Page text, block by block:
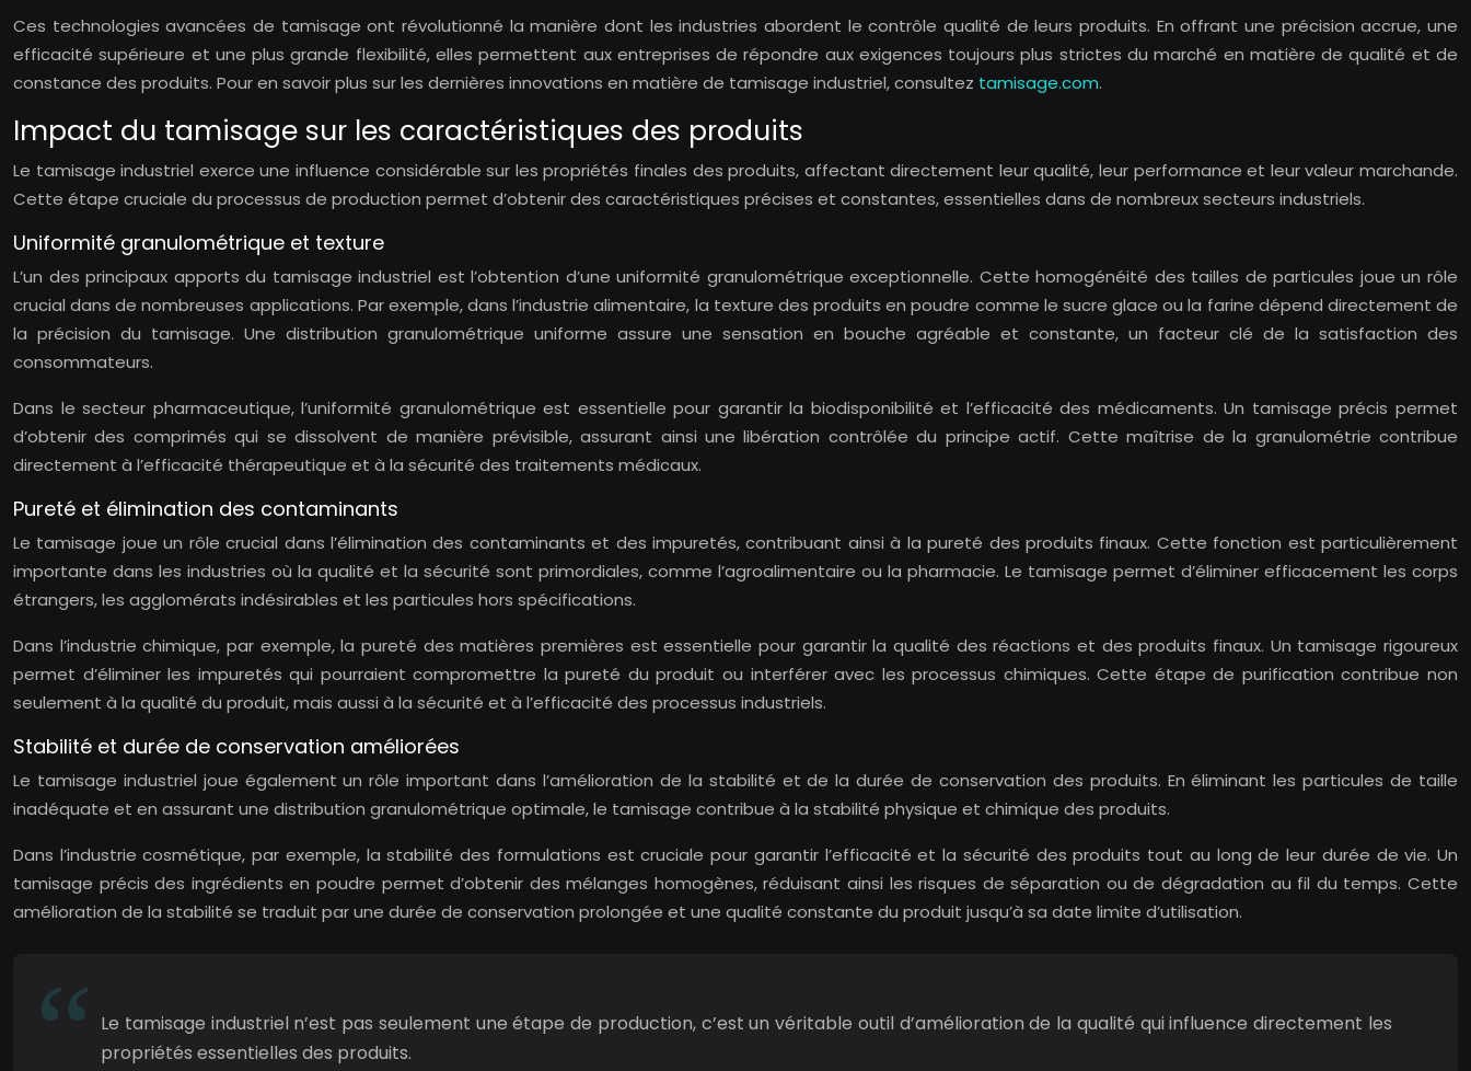
Ces technologies avancées de tamisage ont révolutionné la manière dont les industries abordent le contrôle qualité de leurs produits. En offrant une précision accrue, une
efficacité supérieure et une plus grande flexibilité, elles permettent aux entreprises de répondre aux exigences toujours plus strictes du marché en matière de qualité et de
constance des produits. Pour en savoir plus sur les dernières innovations en matière de tamisage industriel, consultez tamisage.com.
Impact du tamisage sur les caractéristiques des produits
Le tamisage industriel exerce une influence considérable sur les propriétés finales des produits, affectant directement leur qualité, leur performance et leur valeur marchande.
Cette étape cruciale du processus de production permet d’obtenir des caractéristiques précises et constantes, essentielles dans de nombreux secteurs industriels.
Uniformité granulométrique et texture
L’un des principaux apports du tamisage industriel est l’obtention d’une uniformité granulométrique exceptionnelle. Cette homogénéité des tailles de particules joue un rôle
crucial dans de nombreuses applications. Par exemple, dans l’industrie alimentaire, la texture des produits en poudre comme le sucre glace ou la farine dépend directement de
la précision du tamisage. Une distribution granulométrique uniforme assure une sensation en bouche agréable et constante, un facteur clé de la satisfaction des
consommateurs.
Dans le secteur pharmaceutique, l’uniformité granulométrique est essentielle pour garantir la biodisponibilité et l’efficacité des médicaments. Un tamisage précis permet
d’obtenir des comprimés qui se dissolvent de manière prévisible, assurant ainsi une libération contrôlée du principe actif. Cette maîtrise de la granulométrie contribue
directement à l’efficacité thérapeutique et à la sécurité des traitements médicaux.
Pureté et élimination des contaminants
Le tamisage joue un rôle crucial dans l’élimination des contaminants et des impuretés, contribuant ainsi à la pureté des produits finaux. Cette fonction est particulièrement
importante dans les industries où la qualité et la sécurité sont primordiales, comme l’agroalimentaire ou la pharmacie. Le tamisage permet d’éliminer efficacement les corps
étrangers, les agglomérats indésirables et les particules hors spécifications.
Dans l’industrie chimique, par exemple, la pureté des matières premières est essentielle pour garantir la qualité des réactions et des produits finaux. Un tamisage rigoureux
permet d’éliminer les impuretés qui pourraient compromettre la pureté du produit ou interférer avec les processus chimiques. Cette étape de purification contribue non
seulement à la qualité du produit, mais aussi à la sécurité et à l’efficacité des processus industriels.
Stabilité et durée de conservation améliorées
Le tamisage industriel joue également un rôle important dans l’amélioration de la stabilité et de la durée de conservation des produits. En éliminant les particules de taille
inadéquate et en assurant une distribution granulométrique optimale, le tamisage contribue à la stabilité physique et chimique des produits.
Dans l’industrie cosmétique, par exemple, la stabilité des formulations est cruciale pour garantir l’efficacité et la sécurité des produits tout au long de leur durée de vie. Un
tamisage précis des ingrédients en poudre permet d’obtenir des mélanges homogènes, réduisant ainsi les risques de séparation ou de dégradation au fil du temps. Cette
amélioration de la stabilité se traduit par une durée de conservation prolongée et une qualité constante du produit jusqu’à sa date limite d’utilisation.
Le tamisage industriel n’est pas seulement une étape de production, c’est un véritable outil d’amélioration de la qualité qui influence directement les
propriétés essentielles des produits.